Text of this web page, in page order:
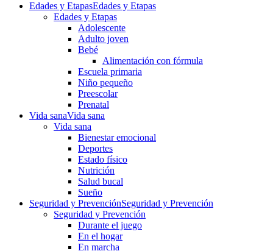
Edades y EtapasEdades y Etapas
Edades y Etapas
Adolescente
Adulto joven
Bebé
Alimentación con fórmula
Escuela primaria
Niño pequeño
Preescolar
Prenatal
Vida sanaVida sana
Vida sana
Bienestar emocional
Deportes
Estado físico
Nutrición
Salud bucal
Sueño
Seguridad y PrevenciónSeguridad y Prevención
Seguridad y Prevención
Durante el juego
En el hogar
En marcha